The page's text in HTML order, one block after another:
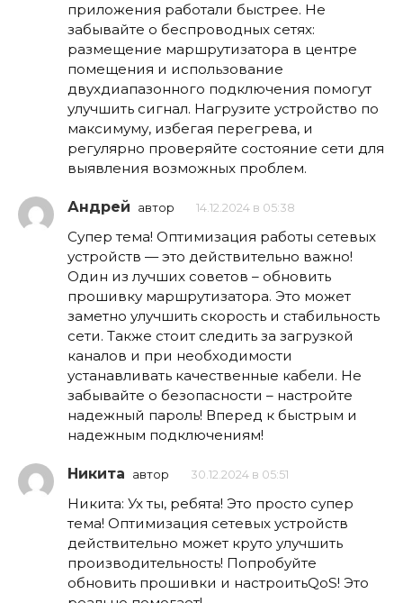
приложения работали быстрее. Не
забывайте о беспроводных сетях:
размещение маршрутизатора в центре
помещения и использование
двухдиапазонного подключения помогут
улучшить сигнал. Нагрузите устройство по
максимуму, избегая перегрева, и
регулярно проверяйте состояние сети для
выявления возможных проблем.
Андрей автор 14.12.2024 в 05:38
Супер тема! Оптимизация работы сетевых
устройств — это действительно важно!
Один из лучших советов – обновить
прошивку маршрутизатора. Это может
заметно улучшить скорость и стабильность
сети. Также стоит следить за загрузкой
каналов и при необходимости
устанавливать качественные кабели. Не
забывайте о безопасности – настройте
надежный пароль! Вперед к быстрым и
надежным подключениям!
Никита автор 30.12.2024 в 05:51
Никита: Ух ты, ребята! Это просто супер
тема! Оптимизация сетевых устройств
действительно может круто улучшить
производительность! Попробуйте
обновить прошивки и настроитьQoS! Это